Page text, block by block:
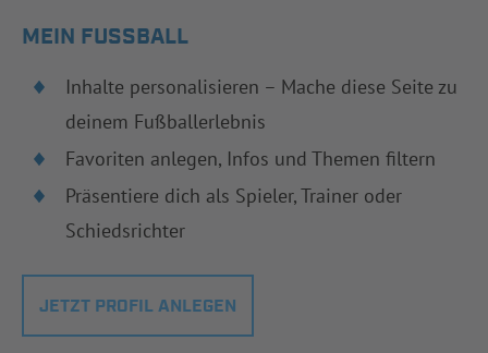
MEIN FUSSBALL
Inhalte personalisieren – Mache diese Seite zu
deinem Fußballerlebnis
Favoriten anlegen, Infos und Themen filtern
Präsentiere dich als Spieler, Trainer oder
Schiedsrichter
JETZT PROFIL ANLEGEN